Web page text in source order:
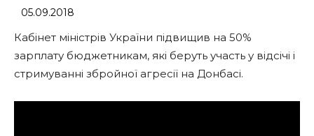
05.09.2018
Кабінет міністрів України підвищив на 50%
зарплату бюджетникам, які беруть участь у відсічі і
стримуванні збройної агресії на Донбасі.